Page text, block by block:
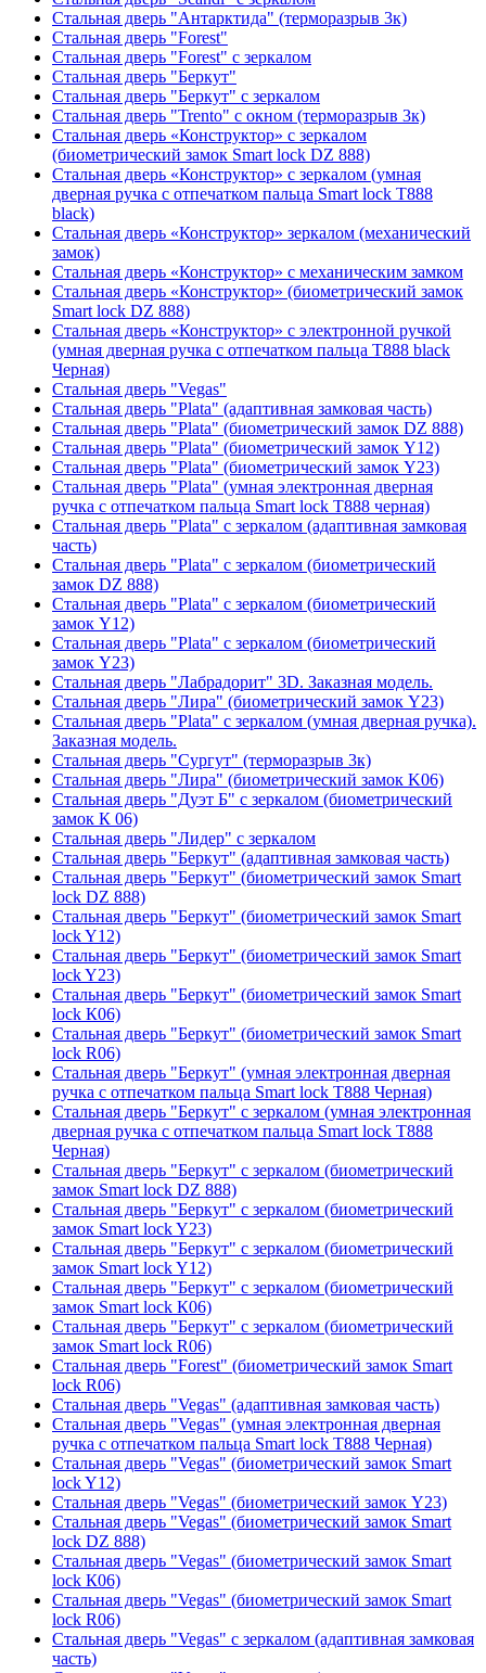
Стальная дверь "Антарктида" (терморазрыв 3к)
Стальная дверь "Forest"
Стальная дверь "Forest" с зеркалом
Стальная дверь "Беркут"
Стальная дверь "Беркут" с зеркалом
Стальная дверь "Trento" с окном (терморазрыв 3к)
Стальная дверь «Конструктор» с зеркалом
(биометрический замок Smart lock DZ 888)
Стальная дверь «Конструктор» с зеркалом (умная
дверная ручка с отпечатком пальца Smart lock T888
black)
Стальная дверь «Конструктор» зеркалом (механический
замок)
Стальная дверь «Конструктор» с механическим замком
Стальная дверь «Конструктор» (биометрический замок
Smart lock DZ 888)
Стальная дверь «Конструктор» с электронной ручкой
(умная дверная ручка с отпечатком пальца T888 black
Черная)
Стальная дверь "Vegas"
Стальная дверь "Plata" (адаптивная замковая часть)
Стальная дверь "Plata" (биометрический замок DZ 888)
Стальная дверь "Plata" (биометрический замок Y12)
Стальная дверь "Plata" (биометрический замок Y23)
Стальная дверь "Plata" (умная электронная дверная
ручка с отпечатком пальца Smart lock T888 черная)
Стальная дверь "Plata" с зеркалом (адаптивная замковая
часть)
Стальная дверь "Plata" с зеркалом (биометрический
замок DZ 888)
Стальная дверь "Plata" с зеркалом (биометрический
замок Y12)
Стальная дверь "Plata" с зеркалом (биометрический
замок Y23)
Стальная дверь "Лабрадорит" 3D. Заказная модель.
Стальная дверь "Лира" (биометрический замок Y23)
Стальная дверь "Plata" с зеркалом (умная дверная ручка).
Заказная модель.
Стальная дверь "Сургут" (терморазрыв 3к)
Стальная дверь "Лира" (биометрический замок K06)
Стальная дверь "Дуэт Б" с зеркалом (биометрический
замок К 06)
Стальная дверь "Лидер" с зеркалом
Стальная дверь "Беркут" (адаптивная замковая часть)
Стальная дверь "Беркут" (биометрический замок Smart
lock DZ 888)
Стальная дверь "Беркут" (биометрический замок Smart
lock Y12)
Стальная дверь "Беркут" (биометрический замок Smart
lock Y23)
Стальная дверь "Беркут" (биометрический замок Smart
lock К06)
Стальная дверь "Беркут" (биометрический замок Smart
lock R06)
Стальная дверь "Беркут" (умная электронная дверная
ручка с отпечатком пальца Smart lock T888 Черная)
Стальная дверь "Беркут" с зеркалом (умная электронная
дверная ручка с отпечатком пальца Smart lock T888
Черная)
Стальная дверь "Беркут" с зеркалом (биометрический
замок Smart lock DZ 888)
Стальная дверь "Беркут" с зеркалом (биометрический
замок Smart lock Y23)
Стальная дверь "Беркут" с зеркалом (биометрический
замок Smart lock Y12)
Стальная дверь "Беркут" с зеркалом (биометрический
замок Smart lock К06)
Стальная дверь "Беркут" с зеркалом (биометрический
замок Smart lock R06)
Стальная дверь "Forest" (биометрический замок Smart
lock R06)
Стальная дверь "Vegas" (адаптивная замковая часть)
Стальная дверь "Vegas" (умная электронная дверная
ручка с отпечатком пальца Smart lock T888 Черная)
Стальная дверь "Vegas" (биометрический замок Smart
lock Y12)
Стальная дверь "Vegas" (биометрический замок Y23)
Стальная дверь "Vegas" (биометрический замок Smart
lock DZ 888)
Стальная дверь "Vegas" (биометрический замок Smart
lock К06)
Стальная дверь "Vegas" (биометрический замок Smart
lock R06)
Стальная дверь "Vegas" с зеркалом (адаптивная замковая
часть)